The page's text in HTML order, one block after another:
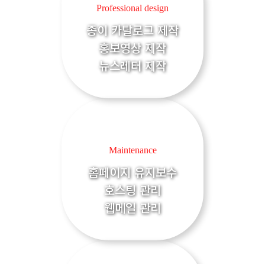
Professional design
종이 카탈로그 제작
홍보영상 제작
뉴스레터 제작
Maintenance
홈페이지 유지보수
호스팅 관리
웹메일 관리